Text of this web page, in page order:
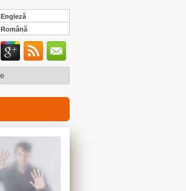
Engleză
Română